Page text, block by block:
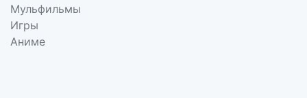
Мульфильмы
Игры
Аниме